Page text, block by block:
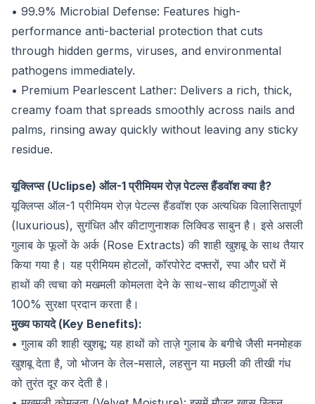
• 99.9% Microbial Defense: Features high-
performance anti-bacterial protection that cuts
through hidden germs, viruses, and environmental
pathogens immediately.
• Premium Pearlescent Lather: Delivers a rich, thick,
creamy foam that spreads smoothly across nails and
palms, rinsing away quickly without leaving any sticky
residue.
यूक्लिप्स (Uclipse) ऑल-1 प्रीमियम रोज़ पेटल्स हैंडवॉश क्या है?
यूक्लिप्स ऑल-1 प्रीमियम रोज़ पेटल्स हैंडवॉश एक अत्यधिक विलासितापूर्ण
(luxurious), सुगंधित और कीटाणुनाशक लिक्विड साबुन है। इसे असली
गुलाब के फूलों के अर्क (Rose Extracts) की शाही खुशबू के साथ तैयार
किया गया है। यह प्रीमियम होटलों, कॉरपोरेट दफ्तरों, स्पा और घरों में
हाथों की त्वचा को मखमली कोमलता देने के साथ-साथ कीटाणुओं से
100% सुरक्षा प्रदान करता है।
मुख्य फायदे (Key Benefits):
• गुलाब की शाही खुशबू: यह हाथों को ताज़े गुलाब के बगीचे जैसी मनमोहक
खुशबू देता है, जो भोजन के तेल-मसाले, लहसुन या मछली की तीखी गंध
को तुरंत दूर कर देती है।